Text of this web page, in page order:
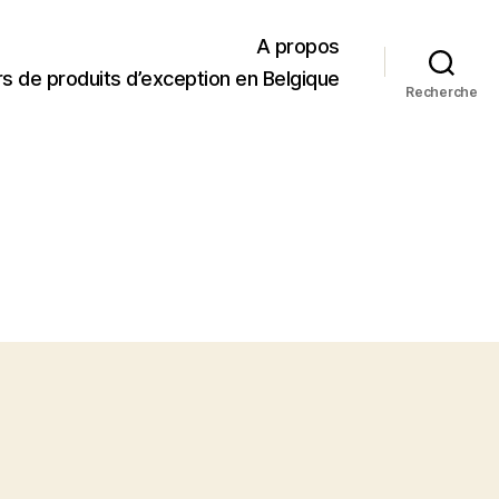
A propos
de produits d’exception en Belgique
Recherche